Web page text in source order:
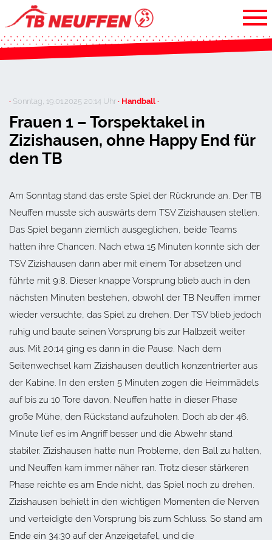
· Sonntag, 19.01.2025 20:14 Uhr· Handball ·
Frauen 1 – Torspektakel in
Zizishausen, ohne Happy End für
den TB
Am Sonntag stand das erste Spiel der Rückrunde an. Der TB
Neuffen musste sich auswärts dem TSV Zizishausen stellen.
Das Spiel begann ziemlich ausgeglichen, beide Teams
hatten ihre Chancen. Nach etwa 15 Minuten konnte sich der
TSV Zizishausen dann aber mit einem Tor absetzen und
führte mit 9:8. Dieser knappe Vorsprung blieb auch in den
nächsten Minuten bestehen, obwohl der TB Neuffen immer
wieder versuchte, das Spiel zu drehen. Der TSV blieb jedoch
ruhig und baute seinen Vorsprung bis zur Halbzeit weiter
aus. Mit 20:14 ging es dann in die Pause. Nach dem
Seitenwechsel kam Zizishausen deutlich konzentrierter aus
der Kabine. In den ersten 5 Minuten zogen die Heimmädels
auf bis zu 10 Tore davon. Neuffen hatte in dieser Phase
große Mühe, den Rückstand aufzuholen. Doch ab der 46.
Minute lief es im Angriff besser und die Abwehr stand
stabiler. Zizishausen hatte nun Probleme, den Ball zu halten,
und Neuffen kam immer näher ran. Trotz dieser stärkeren
Phase reichte es am Ende nicht, das Spiel noch zu drehen.
Zizishausen behielt in den wichtigen Momenten die Nerven
und verteidigte den Vorsprung bis zum Schluss. So stand am
Ende ein 34:30 auf der Anzeigetafel, und die